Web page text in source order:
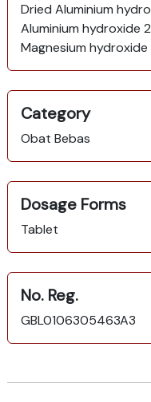
Dried Aluminium
Aluminium hydroxide
Magnesium
Category
Obat Bebas
Dosage Forms
Tablet
No. Reg.
GBL0106305463A3